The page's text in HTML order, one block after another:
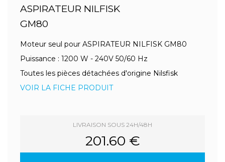
ASPIRATEUR NILFISK
GM80
Moteur seul pour ASPIRATEUR NILFISK GM80
Puissance : 1200 W - 240V 50/60 Hz
Toutes les pièces détachées d'origine Nilsfisk
VOIR LA FICHE PRODUIT
LIVRAISON SOUS 24H/48H
201.60 €